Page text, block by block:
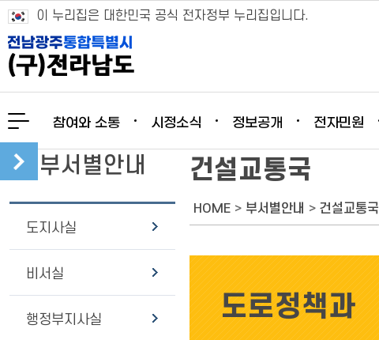
이 누리집은 대한민국 공식 전자정부 누리집입니다.
참여와 소통 시정소식 정보공개 전자민원
부서별안내
도지사실
비서실
행정부지사실
건설교통국
HOME > 부서별안내 > 건설교통국
도로정책과